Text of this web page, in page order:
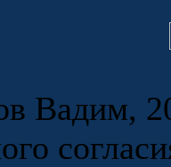
Вадим,